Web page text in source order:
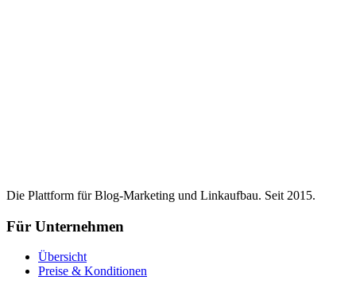
Die Plattform für Blog-Marketing und Linkaufbau. Seit 2015.
Für Unternehmen
Übersicht
Preise & Konditionen